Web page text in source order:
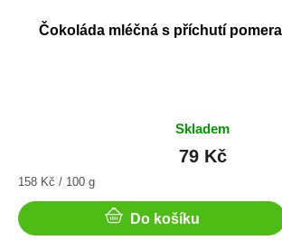
Čokoláda mléčná s příchutí
Skladem
79 Kč
Měrná
158 Kč / 100 g
Do košíku